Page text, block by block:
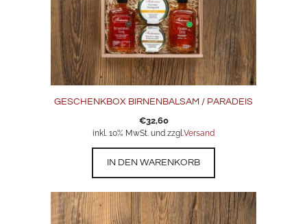
GESCHENKBOX BIRNENBALSAM / PARADEIS
€32,60
inkl. 10% MwSt. und zzgl. Versand
IN DEN WARENKORB